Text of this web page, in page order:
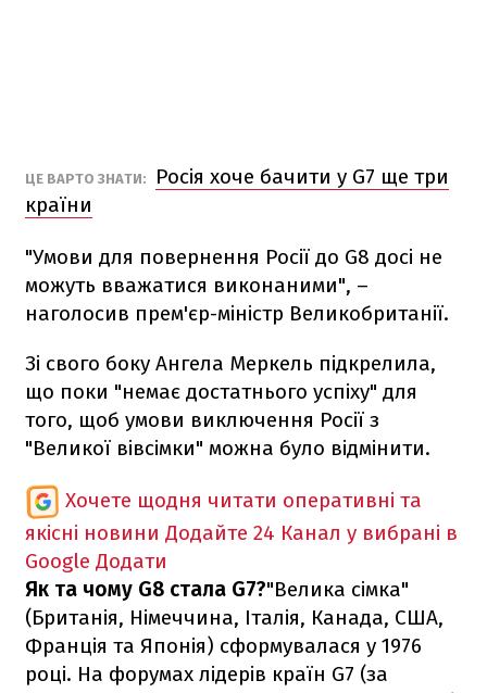
ЦЕ ВАРТО ЗНАТИ:
Росія хоче бачити у G7 ще три
країни
"Умови для повернення Росії до G8 досі не
можуть вважатися виконаними", –
наголосив прем'єр-міністр Великобританії.
Зі свого боку Ангела Меркель підкрелила,
що поки "немає достатнього успіху" для
того, щоб умови виключення Росії з
"Великої вівсімки" можна було відмінити.
Хочете щодня читати оперативні та
якісні новини Додайте 24 Канал у вибрані в
Google Додати
Як та чому G8 стала G7?"Велика сімка"
(Британія, Німеччина, Італія, Канада, США,
Франція та Японія) сформувалася у 1976
році. На форумах лідерів країн G7 (за